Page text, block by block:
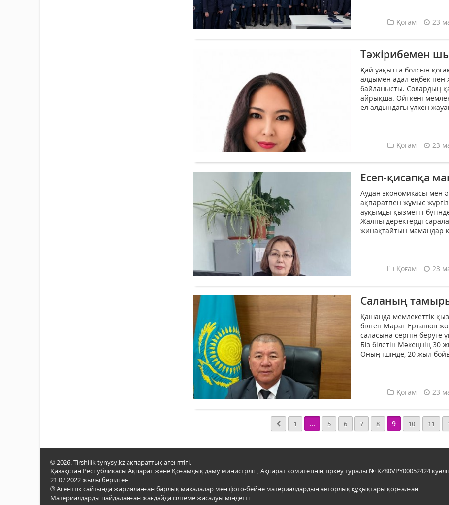
Қоғам 23
Тәжірибемен
Қай уақытта болсын
алдымен адал еңбек пен
байланысты. Солардың
айрықша. Өйткені
ел алдындағы үлкен
Қоғам 23
Есеп-қисапқа
Аудан экономикасы мен
ақпаратпен жұмыс
ауқымды қызметті
Жалпы деректерді
жинақтайтын мамандар
Қоғам 23
Саланың
Қашанда мемлекеттік
білген Марат Ерташов
саласына серпін беруге
Біз білетін Мәкеңнің 30
Оның ішінде, 20 жыл
Қоғам 23
1 ... 5 6 7 8 9 10 11
© 2026. Tirshilik-tynysy.kz ақпараттық агенттігі.
Қазақстан Республикасы Ақпарат және Қоғамдық даму министрлігі, Ақпарат комитетінің тіркеу туралы № KZ80VPY00052424
21.07.2022 жылы берілген.
® Агенттік сайтында жарияланған барлық мақалалар мен фото-бейне материалдардың авторлық құқықтары қорғалған.
Материалдарды пайдаланған жағдайда сілтеме жасалуы міндетті.